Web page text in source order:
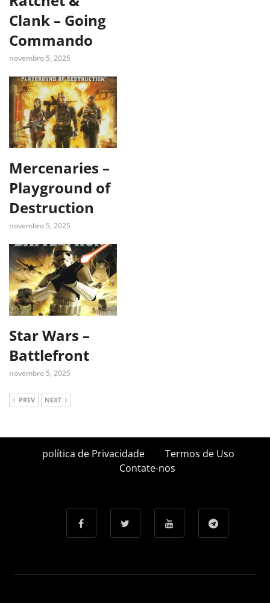
Clank – Going
Commando
novembro 5, 2025
Mercenaries –
Playground of
Destruction
novembro 5, 2025
Star Wars –
Battlefront
novembro 5, 2025
PREV NEXT
política de Privacidade
Termos de Uso
Contate-nos